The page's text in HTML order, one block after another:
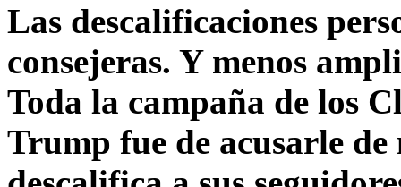
Las descalificaciones
consejeras. Y menos
Toda la campaña de los
Trump fue de acusarle